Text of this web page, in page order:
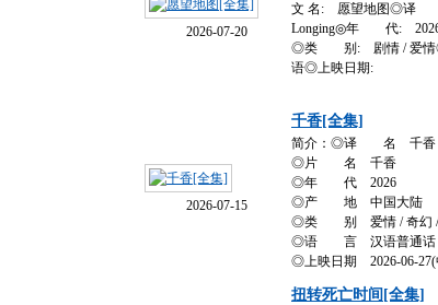
2026-07-20
文 名: 愿望地图◎译
Longing◎年 代:
◎类 别: 剧情 / 爱
语◎上映日期:
2026-07-15
千香[全集]
简介：◎译 名 千香 /
◎片 名 千香
◎年 代 2026
◎产 地 中国大陆
◎类 别 爱情 / 奇幻 /
◎语 言 汉语普通话
◎上映日期 2026-06-27(
扭转死亡时间[全集]